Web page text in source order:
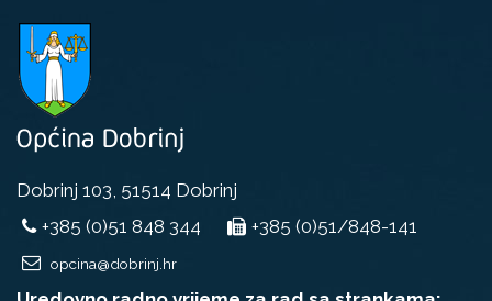
Dobrinj 103, 51514 Dobrinj
+385 (0)51 848 344
+385 (0)51/848-141
opcina@dobrinj.hr